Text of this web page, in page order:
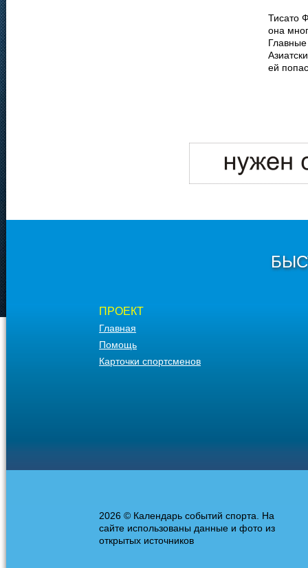
Тисато
она
ей
ПРОЕКТ
Главная
Помощь
Карточки спортсменов
2026 © Календарь событий спорта. На
сайте использованы данные и фото из
открытых источников